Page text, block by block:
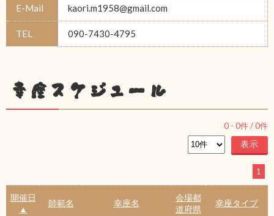
E-Mail kaori.m1958@gmail.com
TEL 090-7430-4795
幸座スケジュール
0 - 0件 /0件
1
開催日
▲
師範名 幸座名
会場都
道府県
幸座タイプ